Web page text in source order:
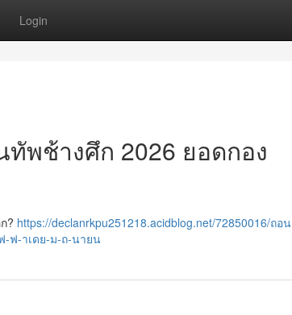
Login
พช้างศึก 2026 ยอดกอง
? https://declanrkpu251218.acidblog.net/72850016/ถอน
-ฟ-าเดย-ม-ถ-นายน